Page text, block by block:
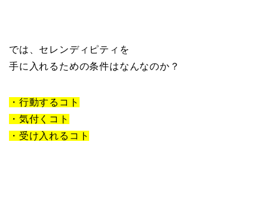
では、セレンディピティを
手に入れるための条件はなんなのか？
・行動するコト
・気付くコト
・受け入れるコト